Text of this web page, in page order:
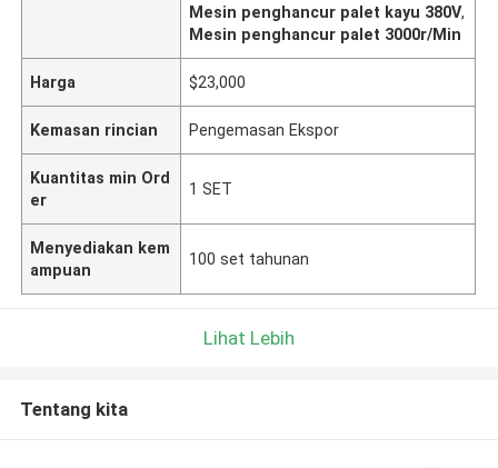
Mesin penghancur palet kayu 380V,
Mesin penghancur palet 3000r/Min
Harga $23,000
Kemasan rincian Pengemasan Ekspor
Kuantitas min Ord
er
1 SET
Menyediakan kem
ampuan
100 set tahunan
Lihat Lebih
Tentang kita